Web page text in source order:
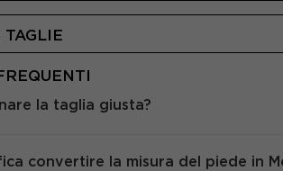
TAGLIE
la taglia giusta?
convertire la misura del piede in